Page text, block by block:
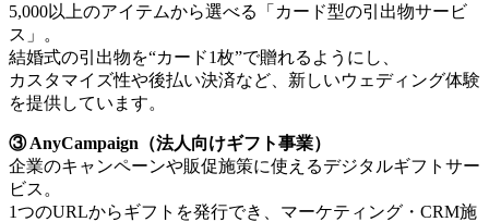
5,000以上のアイテムから選べる「カード型の引出物サービ
ス」。
結婚式の引出物を“カード1枚”で贈れるようにし、
カスタマイズ性や後払い決済など、新しいウェディング体験
を提供しています。
③ AnyCampaign（法人向けギフト事業）
企業のキャンペーンや販促施策に使えるデジタルギフトサー
ビス。
1つのURLからギフトを発行でき、マーケティング・CRM施